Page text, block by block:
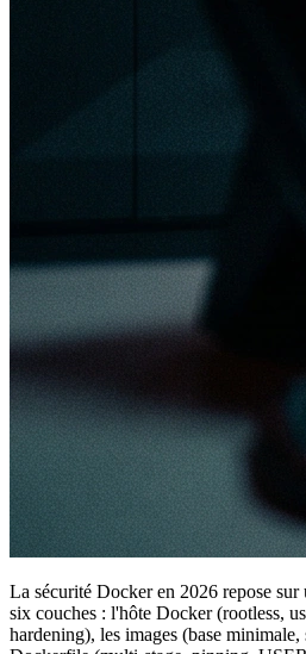
La sécurité Docker en 2026 repose sur
six couches : l'hôte Docker (rootless,
hardening), les images (base